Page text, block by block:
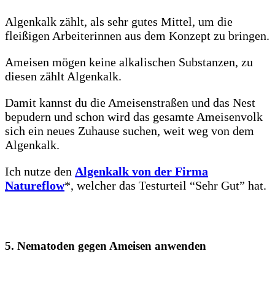
Algenkalk zählt, als sehr gutes Mittel, um die
fleißigen Arbeiterinnen aus dem Konzept zu bringen.
Ameisen mögen keine alkalischen Substanzen, zu
diesen zählt Algenkalk.
Damit kannst du die Ameisenstraßen und das Nest
bepudern und schon wird das gesamte Ameisenvolk
sich ein neues Zuhause suchen, weit weg von dem
Algenkalk.
Ich nutze den Algenkalk von der Firma
Natureflow*, welcher das Testurteil “Sehr Gut” hat.
5. Nematoden gegen Ameisen anwenden